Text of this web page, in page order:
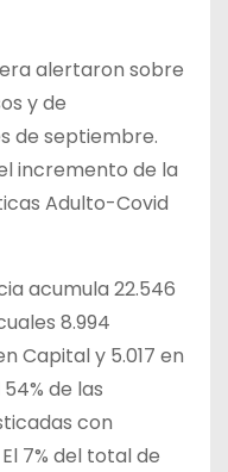
alertaron sobre
y de
de septiembre.
incremento de la
Adulto-Covid
acumula 22.546
8.994
Capital y 5.017 en
de las
con
7% del total de